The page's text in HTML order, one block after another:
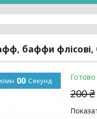
баффи флісові,
00 Секунд Готово
200 ₴